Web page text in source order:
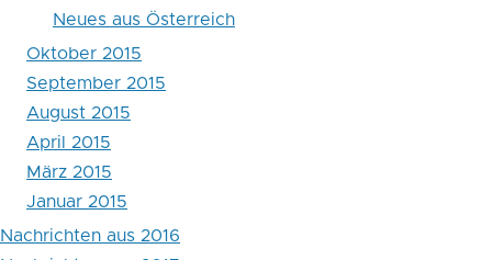
Neues aus Österreich
Oktober 2015
September 2015
August 2015
April 2015
März 2015
Januar 2015
Nachrichten aus 2016